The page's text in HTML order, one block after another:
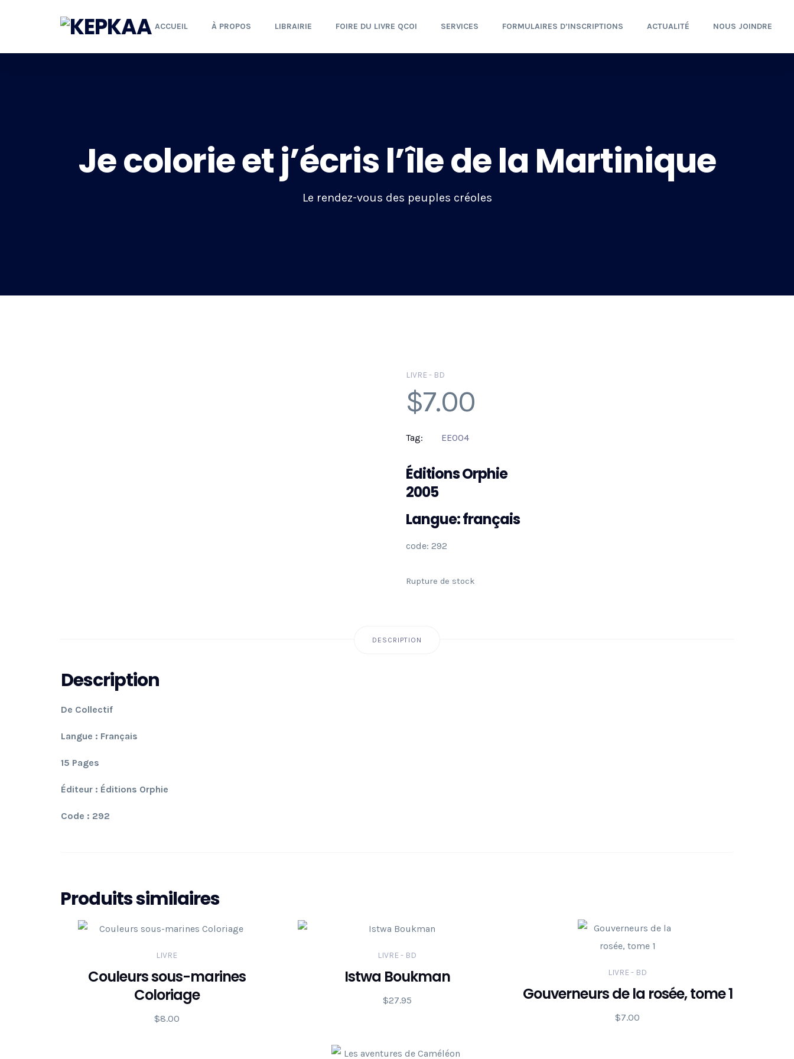
ACCUEIL À PROPOS LIBRAIRIE FOIRE DU LIVRE QCOI SERVICES FORMULAIRES D’INSCRIPTIONS ACTUALITÉ NOUS JOINDRE
Je colorie et j’écris l’île de la Martinique
Le rendez-vous des peuples créoles
LIVRE - BD
$7.00
Tag: EE004
Éditions Orphie
2005
Langue: français
code: 292
Rupture de stock
DESCRIPTION
Description
De Collectif
Langue : Français
15 Pages
Éditeur : Éditions Orphie
Code : 292
Produits similaires
LIVRE
Couleurs sous-marines
Coloriage
$8.00
LIVRE - BD
Istwa Boukman
$27.95
LIVRE - BD
Gouverneurs de la rosée, tome 1
$7.00